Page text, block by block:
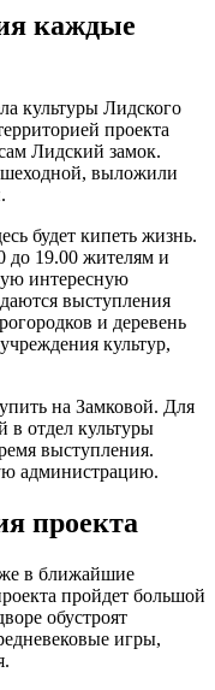
каждые
культуры Лидского
проекта
Лидский замок.
выложили
будет кипеть жизнь.
до 19.00 жителям и
интересную
выступления
и деревень
культур,
на Замковой. Для
в отдел культуры
выступления.
администрацию.
проекта
в ближайшие
пройдет большой
обустроят
игры,